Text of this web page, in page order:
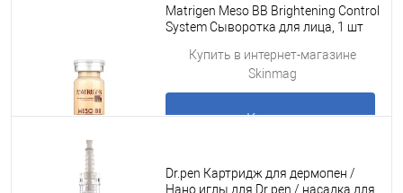
Подробнее
Matrigen Meso BB Brightening Control
System Сыворотка для лица, 1 шт
Купить в интернет-магазине
Skinmag
Купить
Подробнее
Dr.pen Картридж для дермопен /
Нано иглы для Dr pen / насадка для